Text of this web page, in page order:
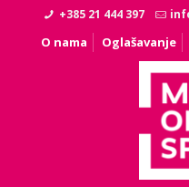
+385 21 444 397
O nama Oglašavanje